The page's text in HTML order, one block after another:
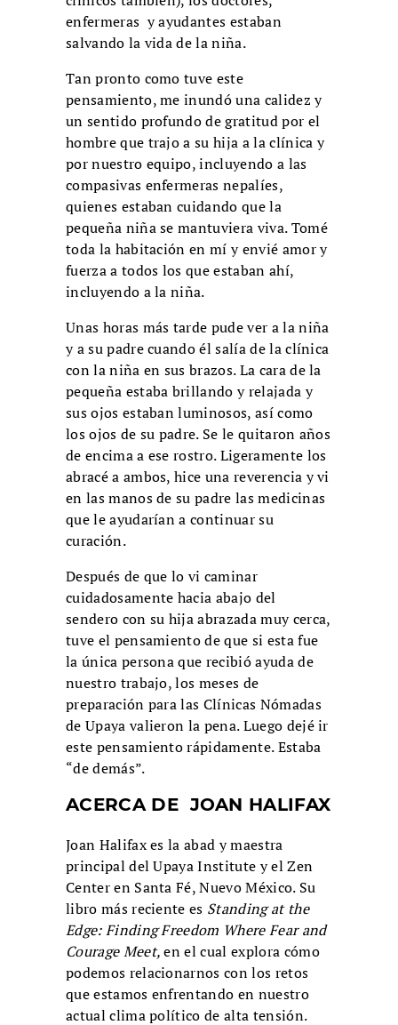
enfermeras y ayudantes estaban
salvando la vida de la niña.
Tan pronto como tuve este
pensamiento, me inundó una calidez y
un sentido profundo de gratitud por el
hombre que trajo a su hija a la clínica y
por nuestro equipo, incluyendo a las
compasivas enfermeras nepalíes,
quienes estaban cuidando que la
pequeña niña se mantuviera viva. Tomé
toda la habitación en mí y envié amor y
fuerza a todos los que estaban ahí,
incluyendo a la niña.
Unas horas más tarde pude ver a la niña
y a su padre cuando él salía de la clínica
con la niña en sus brazos. La cara de la
pequeña estaba brillando y relajada y
sus ojos estaban luminosos, así como
los ojos de su padre. Se le quitaron años
de encima a ese rostro. Ligeramente los
abracé a ambos, hice una reverencia y vi
en las manos de su padre las medicinas
que le ayudarían a continuar su
curación.
Después de que lo vi caminar
cuidadosamente hacia abajo del
sendero con su hija abrazada muy cerca,
tuve el pensamiento de que si esta fue
la única persona que recibió ayuda de
nuestro trabajo, los meses de
preparación para las Clínicas Nómadas
de Upaya valieron la pena. Luego dejé ir
este pensamiento rápidamente. Estaba
“de demás”.
ACERCA DE JOAN HALIFAX
Joan Halifax es la abad y maestra
principal del Upaya Institute y el Zen
Center en Santa Fé, Nuevo México. Su
libro más reciente es Standing at the
Edge: Finding Freedom Where Fear and
Courage Meet,en el cual explora cómo
podemos relacionarnos con los retos
que estamos enfrentando en nuestro
actual clima político de alta tensión.